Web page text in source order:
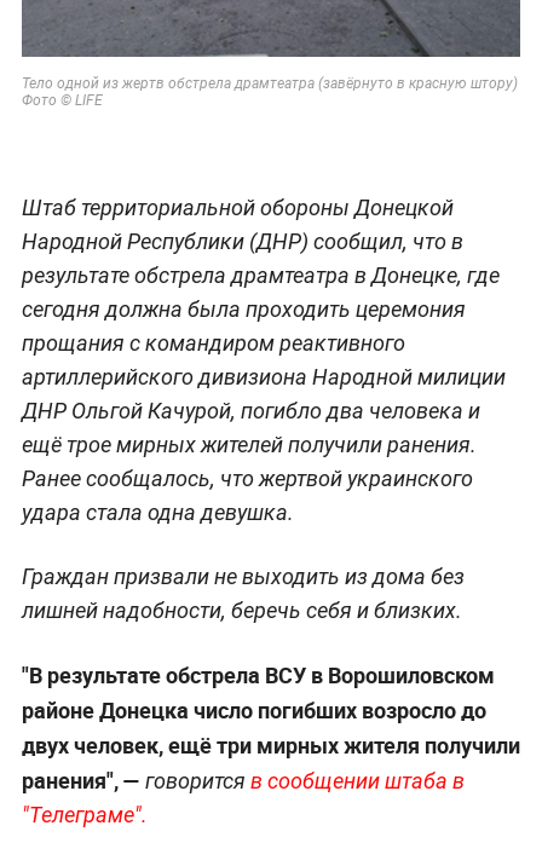
Тело одной из жертв обстрела драмтеатра (завёрнуто в красную штору)
Фото © LIFE
Штаб территориальной обороны Донецкой
Народной Республики (ДНР) сообщил, что в
результате обстрела драмтеатра в Донецке, где
сегодня должна была проходить церемония
прощания с командиром реактивного
артиллерийского дивизиона Народной милиции
ДНР Ольгой Качурой, погибло два человека и
ещё трое мирных жителей получили ранения.
Ранее сообщалось, что жертвой украинского
удара стала одна девушка.
Граждан призвали не выходить из дома без
лишней надобности, беречь себя и близких.
"В результате обстрела ВСУ в Ворошиловском
районе Донецка число погибших возросло до
двух человек, ещё три мирных жителя получили
ранения",— говорится в сообщении штаба в
"Телеграме".